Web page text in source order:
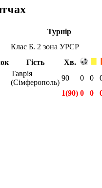
Турнір
Клас Б. 2 зона УРСР
Гість
Хв.
Таврія
(Сімферополь)
90 0 0
1(90) 0 0